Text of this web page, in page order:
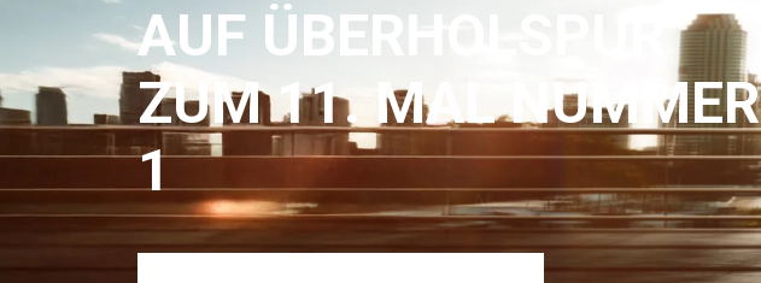
AUF ÜBERHOLSPUR
ZUM 11. MAL NUMMER
1